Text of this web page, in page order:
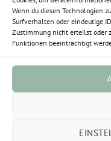
Wenn du diesen Technologien
Surfverhalten oder eindeutige
Zustimmung nicht erteilst oder
Funktionen beeinträchtigt
Cookie-Richtlinie